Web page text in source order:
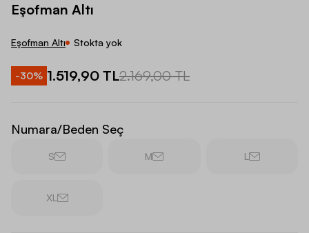
Eşofman Altı
Eşofman Altı Stokta yok
-30% 1.519,90 TL2.169,00 TL
Numara/Beden Seç
S M L
XL